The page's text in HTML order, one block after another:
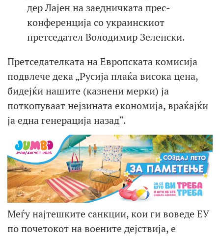
дер Лајен на заедничката прес-
конференција со украинскиот
претседател Володимир Зеленски.
Претседателката на Европската комисија
подвлече дека „Русија плаќа висока цена,
бидејќи нашите (казнени мерки) ја
поткопуваат нејзината економија, враќајќи
ја една генерација назад“.
Меѓу најтешките санкции, кои ги воведе ЕУ
по почетокот на воените дејствија, е